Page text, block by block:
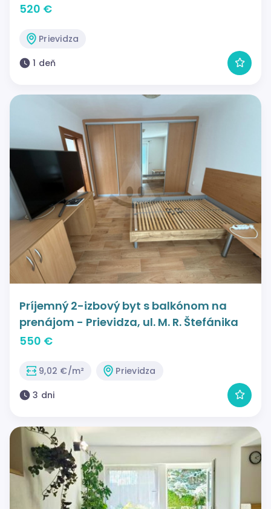
520 €
Prievidza
1 deň
Príjemný 2-izbový byt s balkónom na
prenájom - Prievidza, ul. M. R. Štefánika
550 €
9,02 €/m²
Prievidza
3 dni